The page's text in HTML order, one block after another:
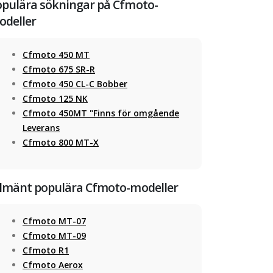
sökningar på Cfmoto-
Cfmoto 450 MT
Cfmoto 675 SR-R
Cfmoto 450 CL-C Bobber
Cfmoto 125 NK
Cfmoto 450MT "Finns för omgående
Leverans
Cfmoto 800 MT-X
populära Cfmoto-modeller
Cfmoto MT-07
Cfmoto MT-09
Cfmoto R1
Cfmoto Aerox